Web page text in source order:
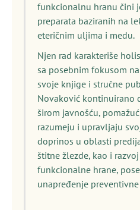
funkcionalnu hranu čini
preparata baziranih na
eteričnim uljima i medu.
Njen rad karakteriše
sa posebnim fokusom
svoje knjige i stručne
Novaković kontinuirano
širom javnošću,
razumeju i upravljaju
doprinos u oblasti
štitne žlezde, kao i
funkcionalne hrane,
unapređenje